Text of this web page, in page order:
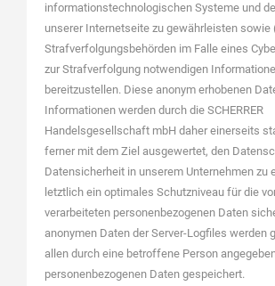
informationstechnologischen Systeme und
unserer Internetseite zu gewährleisten sowie
Strafverfolgungsbehörden im Falle eines
zur Strafverfolgung notwendigen
bereitzustellen. Diese anonym erhobenen
Informationen werden durch die SCHERRER
Handelsgesellschaft mbH daher einerseits
ferner mit dem Ziel ausgewertet, den
Datensicherheit in unserem Unternehmen zu
letztlich ein optimales Schutzniveau für die
verarbeiteten personenbezogenen Daten
anonymen Daten der Server-Logfiles werden
allen durch eine betroffene Person
personenbezogenen Daten gespeichert.